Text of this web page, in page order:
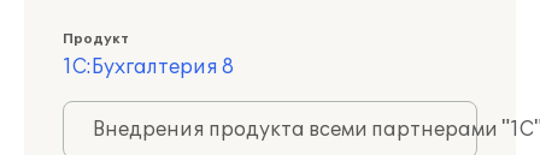
Продукт
1С:Бухгалтерия 8
Внедрения продукта всеми партнерами